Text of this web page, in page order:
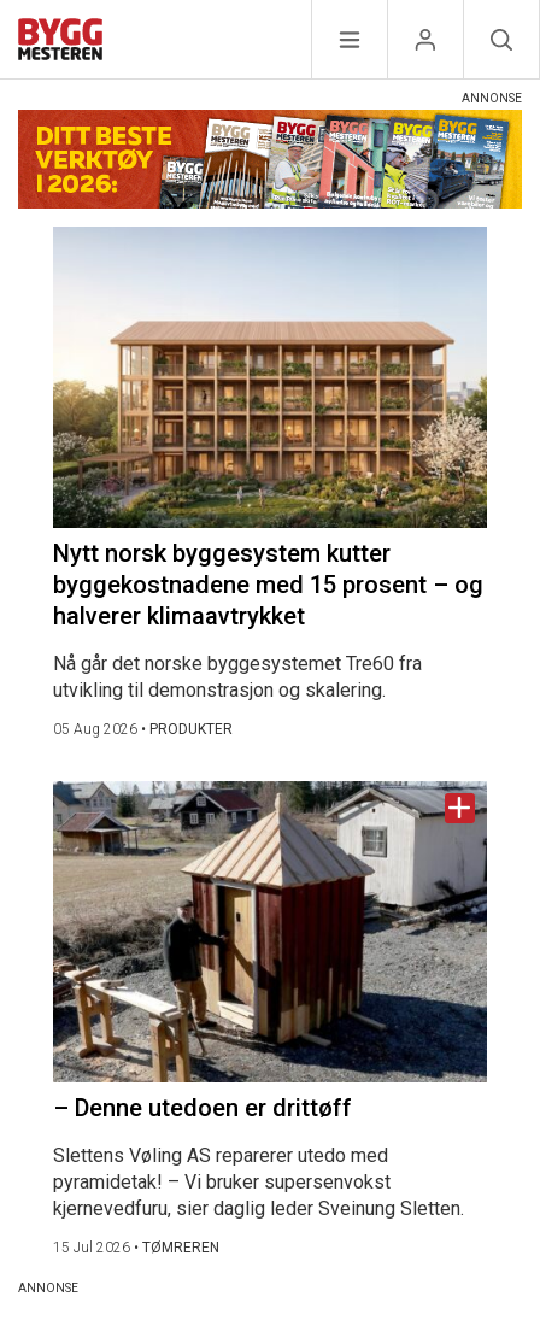
Nytt norsk byggesystem kutter
byggekostnadene med 15 prosent – og
halverer klimaavtrykket
Nå går det norske byggesystemet Tre60 fra
utvikling til demonstrasjon og skalering.
05 Aug 2026 • PRODUKTER
– Denne utedoen er drittøff
Slettens Vøling AS reparerer utedo med
pyramidetak! – Vi bruker supersenvokst
kjernevedfuru, sier daglig leder Sveinung Sletten.
15 Jul 2026 • TØMREREN